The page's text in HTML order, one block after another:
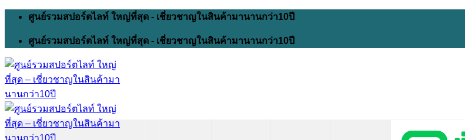
Skip
ศูนย์รวมสปอร์ตไลท์ ใหญ่ที่สุด - เชี่ยวชาญในสินค้ามานานกว่า10ปี
ศูนย์รวมสปอร์ตไลท์ ใหญ่ที่สุด - เชี่ยวชาญในสินค้ามานานกว่า10ปี